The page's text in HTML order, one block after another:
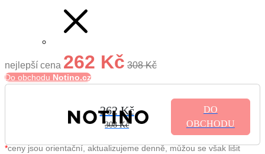
nejlepší cena 262 Kč 308 Kč
Do obchodu Notino.cz
262 Kč
308 Kč
DO
OBCHODU
*ceny jsou orientační, aktualizujeme denně, můžou se však lišit